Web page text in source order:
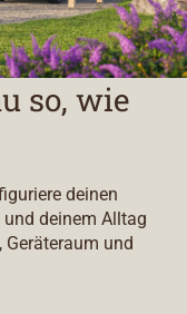
so, wie
deinen
und deinem Alltag
und